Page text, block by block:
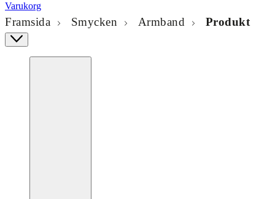
Varukorg
Framsida Smycken Armband Produkt